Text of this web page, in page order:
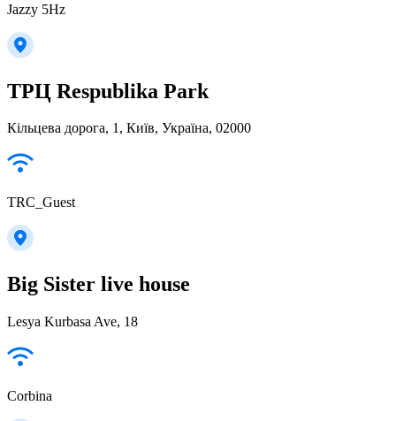
Jazzy 5Hz
ТРЦ Respublika Park
Кільцева дорога, 1, Київ, Україна, 02000
TRC_Guest
Big Sister live house
Lesya Kurbasa Ave, 18
Corbina